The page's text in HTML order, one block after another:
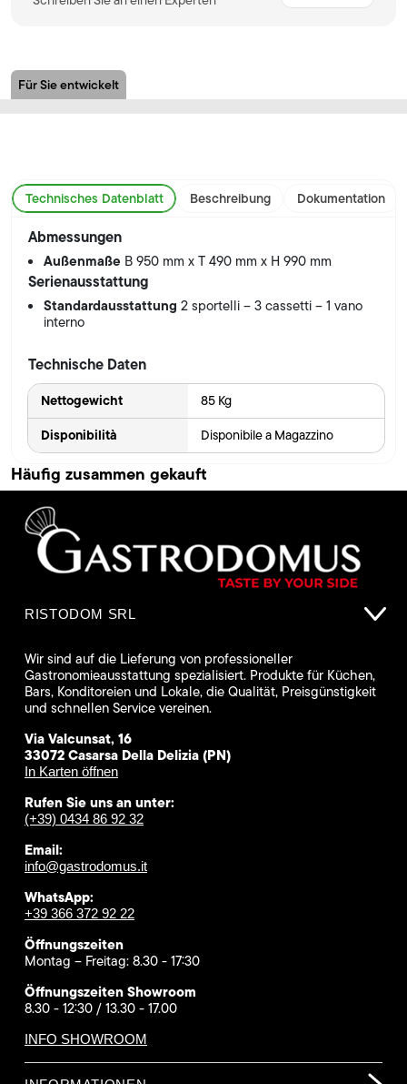
Für Sie entwickelt
Technisches Datenblatt Beschreibung Dokumentation
Abmessungen
Außenmaße B 950 mm x T 490 mm x H 990 mm
Serienausstattung
Standardausstattung2 sportelli – 3 cassetti – 1 vano
interno
Technische Daten
Nettogewicht 85 Kg
Disponibilità Disponibile a Magazzino
Häufig zusammen gekauft
RISTODOM SRL
Wir sind auf die Lieferung von professioneller
Gastronomieausstattung spezialisiert. Produkte für Küchen,
Bars, Konditoreien und Lokale, die Qualität, Preisgünstigkeit
und schnellen Service vereinen.
Via Valcunsat, 16
33072 Casarsa Della Delizia (PN)
In Karten öffnen
Rufen Sie uns an unter:
(+39) 0434 86 92 32
Email:
info@gastrodomus.it
WhatsApp:
+39 366 372 92 22
Öffnungszeiten
Montag – Freitag: 8.30 - 17:30
Öffnungszeiten Showroom
8.30 - 12:30 / 13.30 - 17.00
INFO SHOWROOM